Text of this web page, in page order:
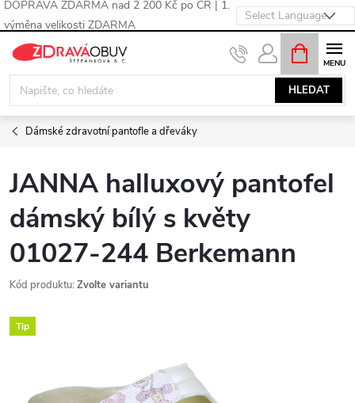
DOPRAVA ZDARMA nad 2 200 Kč po ČR | 1.
výměna velikosti ZDARMA
Přejít
obsah
HLEDAT
NÁKUPNÍ
KOŠÍK
Dámské zdravotní pantofle a dřeváky
JANNA halluxový pantofel
dámský bílý s květy
01027-244 Berkemann
Kód produktu: Zvolte variantu
Tip